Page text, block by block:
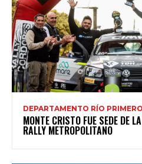
DEPARTAMENTO RÍO PRIMERO
MONTE CRISTO FUE SEDE DE
RALLY METROPOLITANO